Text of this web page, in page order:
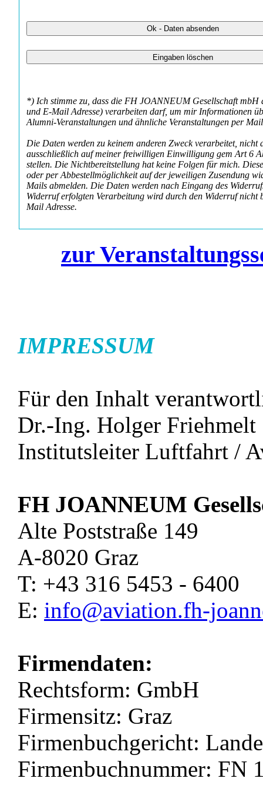
*) Ich stimme zu, dass die FH JOANNEUM Gesellschaft
und E-Mail Adresse) verarbeiten darf, um mir Informationen
Alumni-Veranstaltungen und ähnliche Veranstaltungen per
Die Daten werden zu keinem anderen Zweck verarbeitet,
ausschließlich auf meiner freiwilligen Einwilligung gem Art 6
stellen. Die Nichtbereitstellung hat keine Folgen für mich.
oder per Abbestellmöglichkeit auf der jeweiligen Zusendung
Mails abmelden. Die Daten werden nach Eingang des
Widerruf erfolgten Verarbeitung wird durch den Widerruf
Mail Adresse.
zur
IMPRESSUM
Für den Inhalt
Dr.-Ing. Holger Friehmelt
Institutsleiter Luftfahrt /
FH JOANNEUM
Alte Poststraße 149
A-8020 Graz
T: +43 316 5453 - 6400
E: info@aviation.fh-
Firmendaten:
Rechtsform: GmbH
Firmensitz: Graz
Firmenbuchgericht:
Firmenbuchnummer: FN